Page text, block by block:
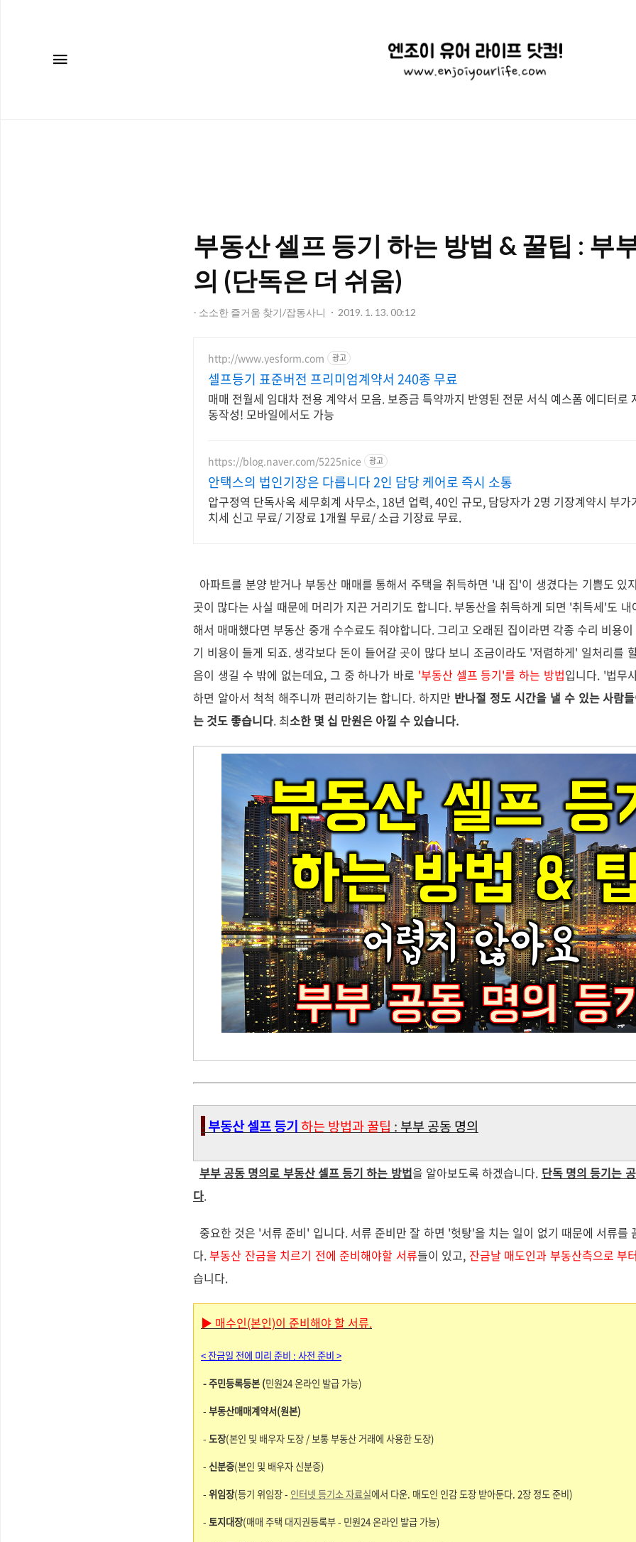
엔
조
프
부동산 셀프 등기 하는 방법 & 꿀팁 : 부
의 (단독은 더 쉬움)
- 소소한 즐거움 찾기/잡동사니 2019. 1. 13. 00:12
http://www.yesform.com 광고
셀프등기 표준버전 프리미엄계약서 240종 무료
매매 전월세 임대차 전용 계약서 모음. 보증금 특약까지 반영된 전문 서식 예스폼 에디터로
동작성! 모바일에서도 가능
https://blog.naver.com/5225nice 광고
안택스의 법인기장은 다릅니다 2인 담당 케어로 즉시 소통
압구정역 단독사옥 세무회계 사무소, 18년 업력, 40인 규모, 담당자가 2명 기장계약시 부가
치세 신고 무료/ 기장료 1개월 무료/ 소급 기장료 무료.
아파트를 분양 받거나 부동산 매매를 통해서 주택을 취득하면 '내 집'이 생겼다는 기쁨도 있
곳이 많다는 사실 때문에 머리가 지끈 거리기도 합니다. 부동산을 취득하게 되면 '취득세'도
해서 매매했다면 부동산 중개 수수료도 줘야합니다. 그리고 오래된 집이라면 각종 수리 비용
기 비용이 들게 되죠. 생각보다 돈이 들어갈 곳이 많다 보니 조금이라도 '저렴하게' 일처리를
음이 생길 수 밖에 없는데요, 그 중 하나가 바로 '부동산 셀프 등기'를 하는 방법입니다. '법무
하면 알아서 척척 해주니까 편리하기는 합니다. 하지만 반나절 정도 시간을 낼 수 있는 사람
는 것도 좋습니다. 최소한 몇 십 만원은 아낄 수 있습니다.
-부동산 셀프 등기 하는 방법과 꿀팁 : 부부 공동 명의
부부 공동 명의로 부동산 셀프 등기 하는 방법을 알아보도록 하겠습니다. 단독 명의 등기는
다.
중요한 것은 '서류 준비' 입니다. 서류 준비만 잘 하면 '헛탕'을 치는 일이 없기 때문에 서류를
다.부동산 잔금을 치르기 전에 준비해야할 서류들이 있고, 잔금날 매도인과 부동산측으로 부
습니다.
▶ 매수인(본인)이 준비해야 할 서류.
< 잔금일 전에 미리 준비 : 사전 준비 >
- 주민등록등본 (민원24 온라인 발급 가능)
- 부동산매매계약서(원본)
- 도장(본인 및 배우자 도장 / 보통 부동산 거래에 사용한 도장)
- 신분증(본인 및 배우자 신분증)
- 위임장(등기 위임장 - 인터넷 등기소 자료실에서 다운. 매도인 인감 도장 받아둔다. 2장 정도 준비)
- 토지대장(매매 주택 대지권등록부 - 민원24 온라인 발급 가능)